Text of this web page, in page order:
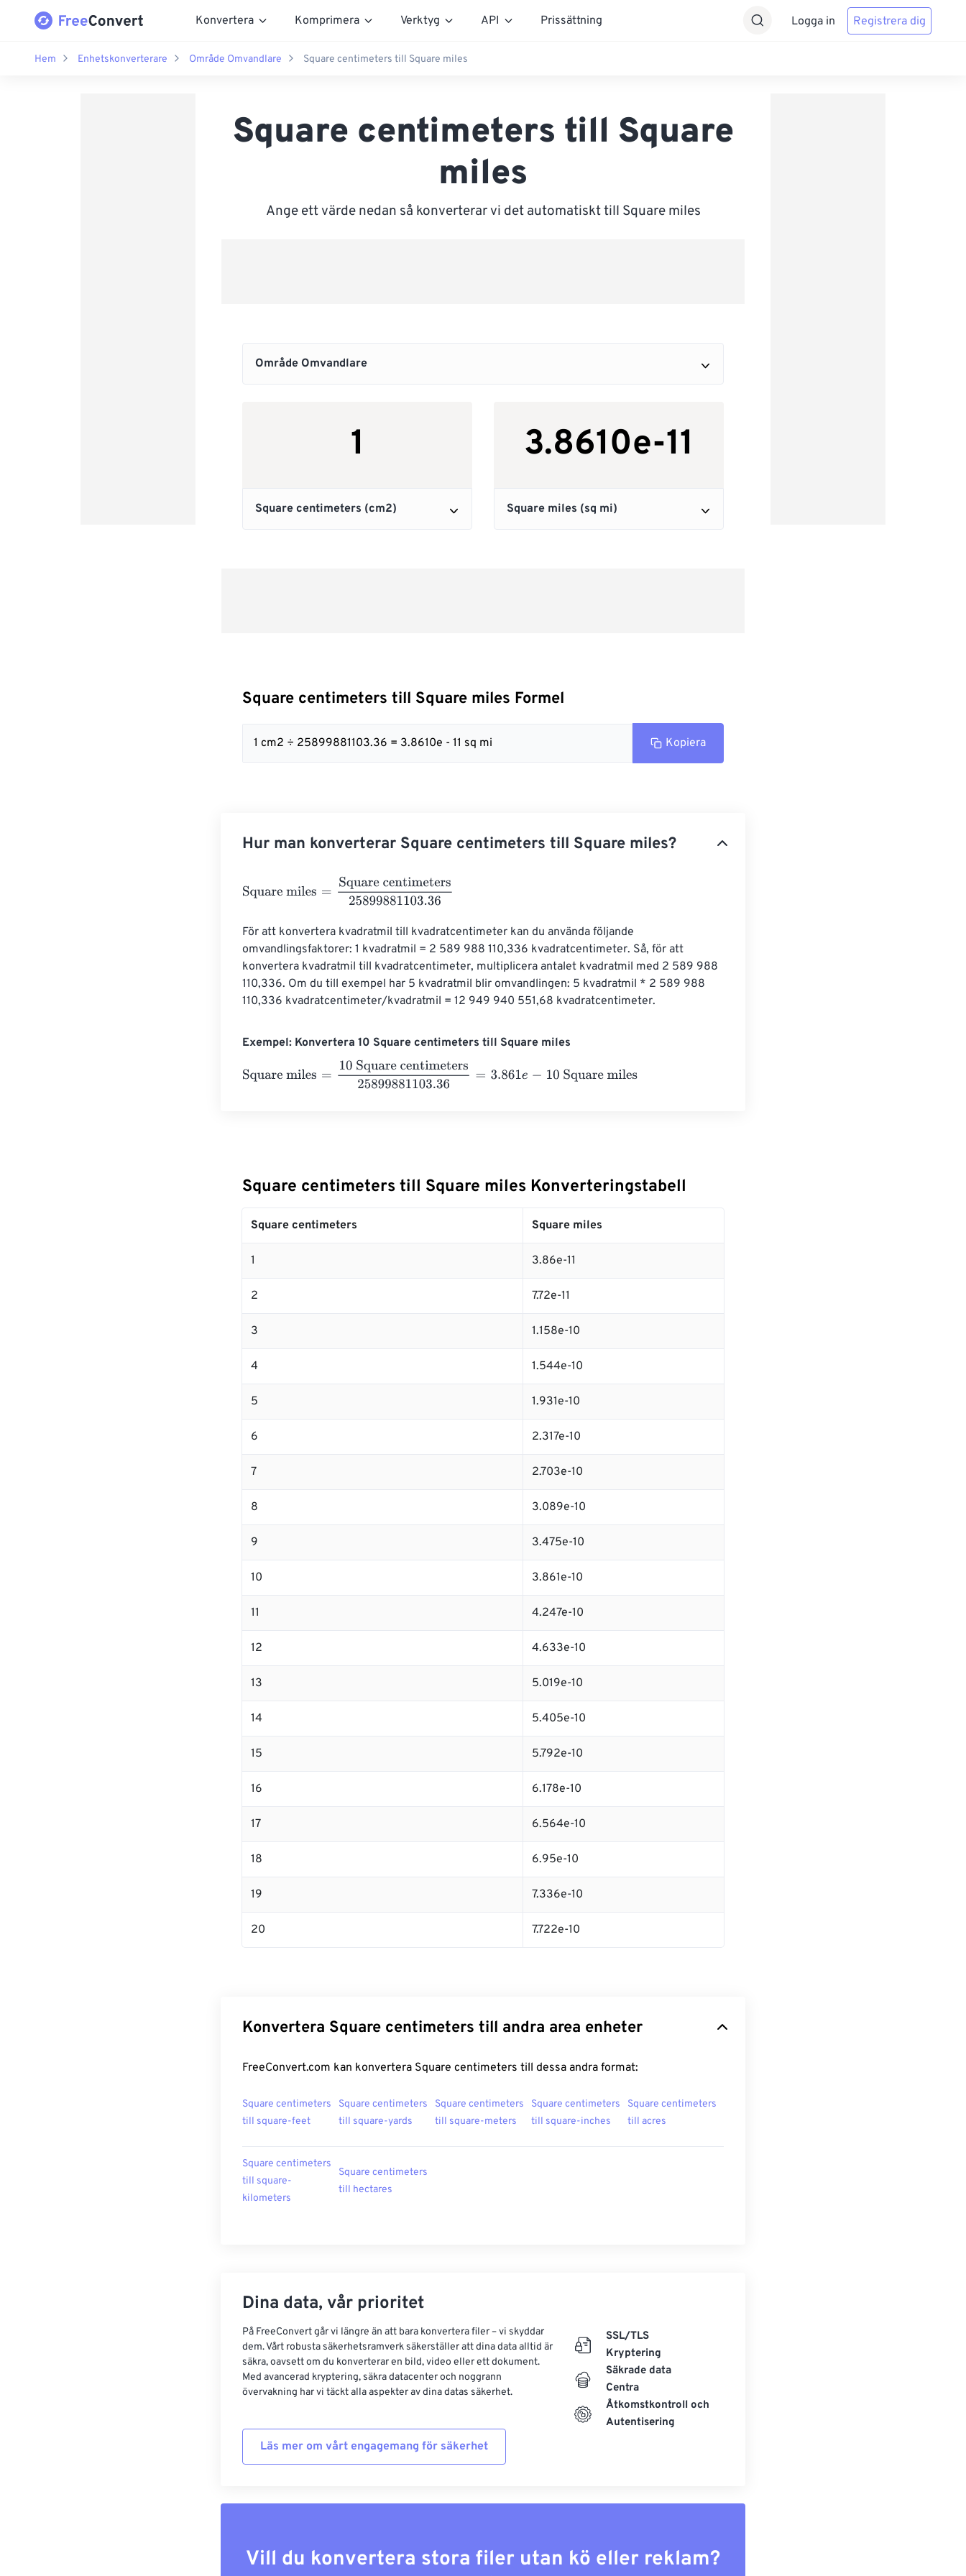
Konvertera Komprimera Verktyg API Prissättning Logga in Registrera dig
Hem Enhetskonverterare Område Omvandlare Square centimeters till Square miles
Square centimeters till Square
miles
Ange ett värde nedan så konverterar vi det automatiskt till Square miles
Square centimeters till Square miles Formel
1 cm2 ÷ 25899881103.36 = 3.8610e - 11 sq mi Kopiera
Hur man konverterar Square centimeters till Square miles?
Square miles Square centimeters25899881103.36
För att konvertera kvadratmil till kvadratcentimeter kan du använda följande
omvandlingsfaktorer: 1 kvadratmil = 2 589 988 110,336 kvadratcentimeter. Så, för att
konvertera kvadratmil till kvadratcentimeter, multiplicera antalet kvadratmil med 2 589 988
110,336. Om du till exempel har 5 kvadratmil blir omvandlingen: 5 kvadratmil * 2 589 988
110,336 kvadratcentimeter/kvadratmil = 12 949 940 551,68 kvadratcentimeter.
Exempel: Konvertera 10 Square centimeters till Square miles
Square miles
10 Square centimeters25899881103.36 3.861 e- Square miles
Square centimeters till Square miles Konverteringstabell
Square centimeters Square miles
1 3.86e-11
2 7.72e-11
3 1.158e-10
4 1.544e-10
5 1.931e-10
6 2.317e-10
7 2.703e-10
8 3.089e-10
9 3.475e-10
10 3.861e-10
11 4.247e-10
12 4.633e-10
13 5.019e-10
14 5.405e-10
15 5.792e-10
16 6.178e-10
17 6.564e-10
18 6.95e-10
19 7.336e-10
20 7.722e-10
Konvertera Square centimeters till andra area enheter
FreeConvert.com kan konvertera Square centimeters till dessa andra format:
Square centimeters
till square-feet
Square centimeters
till square-yards
Square centimeters
till square-meters
Square centimeters
till square-inches
Square centimeters
till acres
Square centimeters
till square-
kilometers
Square centimeters
till hectares
Dina data, vår prioritet
På FreeConvert går vi längre än att bara konvertera filer – vi skyddar
dem. Vårt robusta säkerhetsramverk säkerställer att dina data alltid är
säkra, oavsett om du konverterar en bild, video eller ett dokument.
Med avancerad kryptering, säkra datacenter och noggrann
övervakning har vi täckt alla aspekter av dina datas säkerhet.
Läs mer om vårt engagemang för säkerhet
SSL/TLS
Kryptering
Säkrade data
Centra
Åtkomstkontroll och
Autentisering
Vill du konvertera stora filer utan kö eller reklam?